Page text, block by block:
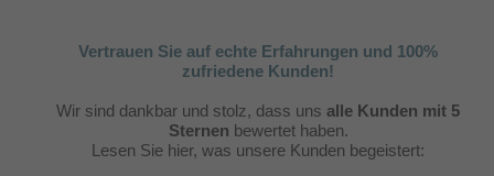
Vertrauen Sie auf echte Erfahrungen und 100%
zufriedene Kunden!
Wir sind dankbar und stolz, dass uns alle Kunden mit 5
Sternen bewertet haben.
Lesen Sie hier, was unsere Kunden begeistert: